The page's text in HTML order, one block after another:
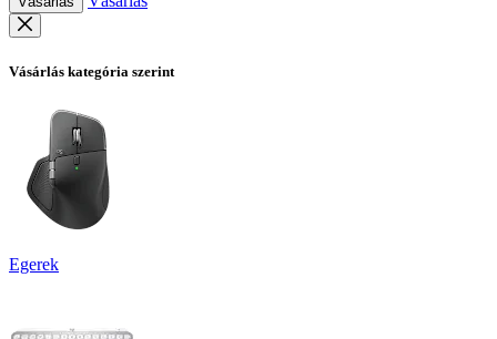
Vásárlás kategória szerint
Egerek